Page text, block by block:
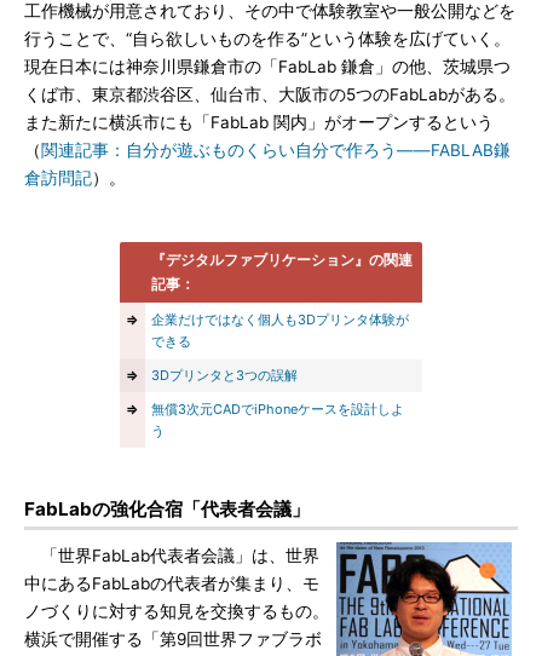
工作機械が用意されており、その中で体験教室や一般公開などを
行うことで、“自ら欲しいものを作る”という体験を広げていく。
現在日本には神奈川県鎌倉市の「FabLab 鎌倉」の他、茨城県つ
くば市、東京都渋谷区、仙台市、大阪市の5つのFabLabがある。
また新たに横浜市にも「FabLab 関内」がオープンするという
（関連記事：自分が遊ぶものくらい自分で作ろう――FABLAB鎌
倉訪問記）。
『デジタルファブリケーション』の関連
記事：
⇒
企業だけではなく個人も3Dプリンタ体験が
できる
⇒
3Dプリンタと3つの誤解
⇒
無償3次元CADでiPhoneケースを設計しよ
う
FabLabの強化合宿「代表者会議」
「世界FabLab代表者会議」は、世界
中にあるFabLabの代表者が集まり、モ
ノづくりに対する知見を交換するもの。
横浜で開催する「第9回世界ファブラボ